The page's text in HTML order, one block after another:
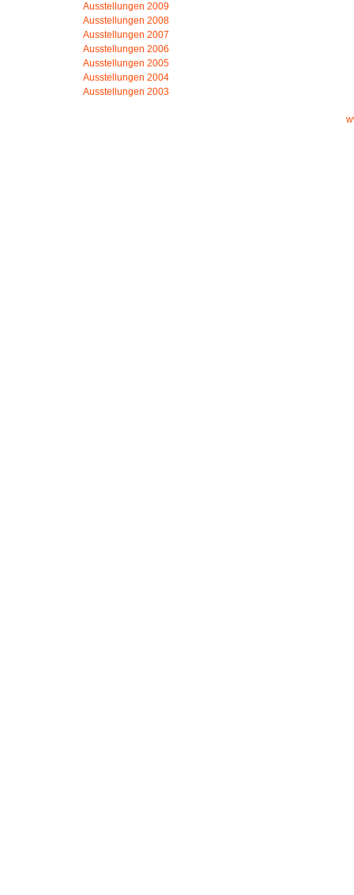
Ausstellungen 2009
Ausstellungen 2008
Ausstellungen 2007
Ausstellungen 2006
Ausstellungen 2005
Ausstellungen 2004
Ausstellungen 2003